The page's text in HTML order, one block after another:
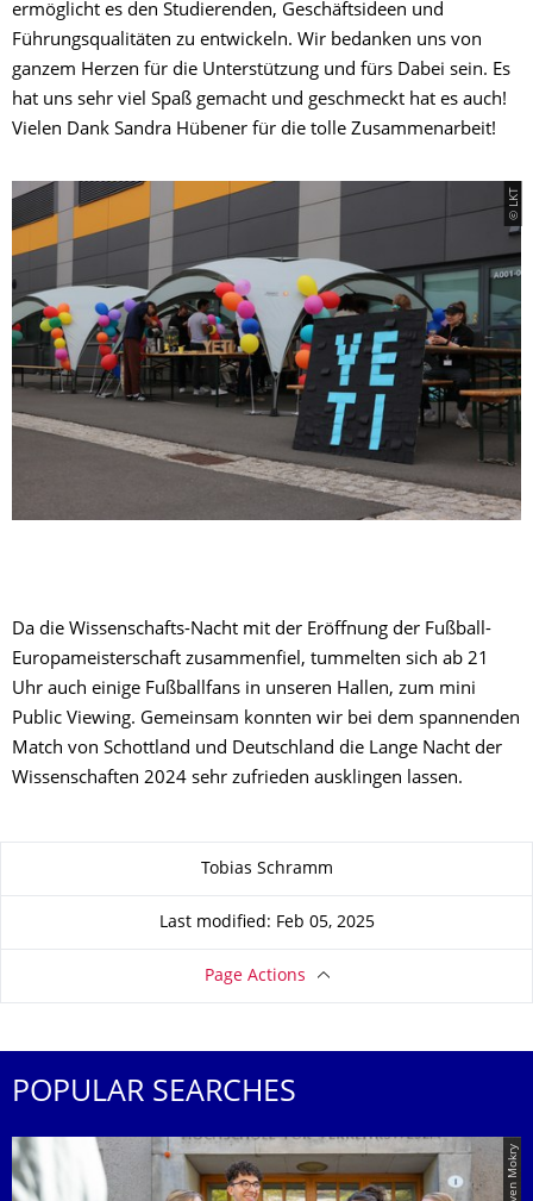
ermöglicht es den Studierenden, Geschäftsideen und
Führungsqualitäten zu entwickeln. Wir bedanken uns von
ganzem Herzen für die Unterstützung und fürs Dabei sein. Es
hat uns sehr viel Spaß gemacht und geschmeckt hat es auch!
Vielen Dank Sandra Hübener für die tolle Zusammenarbeit!
© LKT
Da die Wissenschafts-Nacht mit der Eröffnung der Fußball-
Europameisterschaft zusammenfiel, tummelten sich ab 21
Uhr auch einige Fußballfans in unseren Hallen, zum mini
Public Viewing. Gemeinsam konnten wir bei dem spannenden
Match von Schottland und Deutschland die Lange Nacht der
Wissenschaften 2024 sehr zufrieden ausklingen lassen.
Tobias Schramm
Last modified: Feb 05, 2025
Page Actions
POPULAR SEARCHES